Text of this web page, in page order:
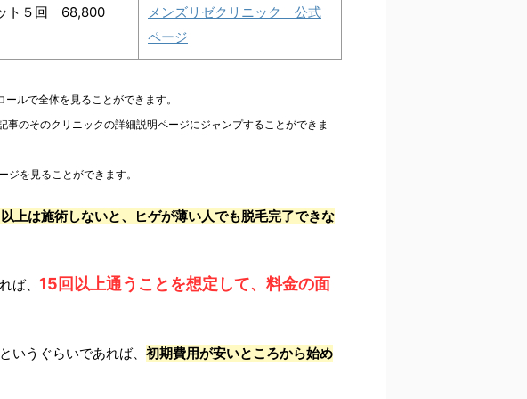
ト５回 68,800
メンズリゼクリニック 公式
ページ
ルで全体を見ることができます。
のそのクリニックの詳細説明ページにジャンプすることができま
を見ることができます。
上は施術しないと、ヒゲが薄い人でも脱毛完了できな
ば、 15回以上通うことを想定して、料金の面
いうぐらいであれば、 初期費用が安いところから始め